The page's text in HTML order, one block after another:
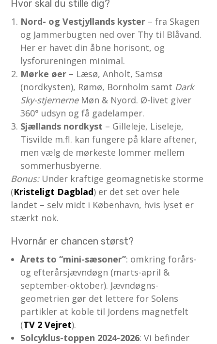
Hvor skal du stille dig?
Nord- og Vestjyllands kyster – fra Skagen
og Jammerbugten ned over Thy til Blåvand.
Her er havet din åbne horisont, og
lysforureningen minimal.
Mørke øer – Læsø, Anholt, Samsø
(nordkysten), Rømø, Bornholm samt Dark
Sky-stjernerneMøn & Nyord. Ø-livet giver
360° udsyn og få gadelamper.
Sjællands nordkyst – Gilleleje, Liseleje,
Tisvilde m.fl. kan fungere på klare aftener,
men vælg de mørkeste lommer mellem
sommerhusbyerne.
Bonus:Under kraftige geomagnetiske storme
(Kristeligt Dagblad) er det set over hele
landet – selv midt i København, hvis lyset er
stærkt nok.
Hvornår er chancen størst?
Årets to “mini-sæsoner”: omkring forårs-
og efterårsjævndøgn (marts-april &
september-oktober). Jævndøgns-
geometrien gør det lettere for Solens
partikler at koble til Jordens magnetfelt
(TV 2 Vejret).
Solcyklus-toppen 2024-2026: Vi befinder